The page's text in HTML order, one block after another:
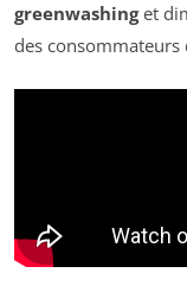
greenwashinget
des consommateurs